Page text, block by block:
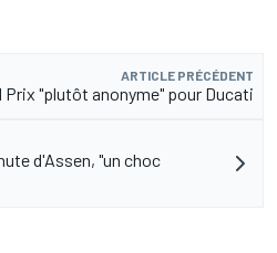
ARTICLE PRÉCÉDENT
Prix "plutôt anonyme" pour Ducati
d'Assen, "un choc